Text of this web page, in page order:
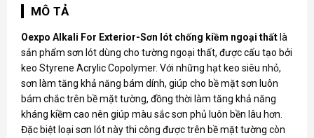
MÔ TẢ
Oexpo Alkali For Exterior-Sơn lót chống kiềm ngoại thấtlà
sản phẩm sơn lót dùng cho tường ngoại thất, được cấu tạo bởi
keo Styrene Acrylic Copolymer. Với những hạt keo siêu nhỏ,
sơn làm tăng khả năng bám dính, giúp cho bề mặt sơn luôn
bám chắc trên bề mặt tường, đồng thời làm tăng khả năng
kháng kiềm cao nên giúp màu sắc sơn phủ luôn bền lâu hơn.
Đặc biệt loại sơn lót này thi công được trên bề mặt tường còn